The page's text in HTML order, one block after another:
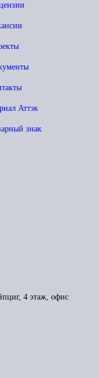
Аттэк
знак
4 этаж, офис